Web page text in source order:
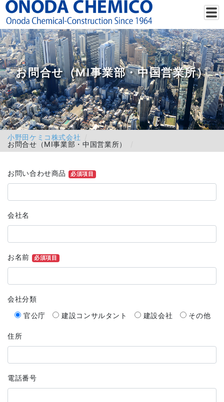
お問合せ（MI事業部・中国営業所）
小野田ケミコ株式会社
お問合せ（MI事業部・中国営業所）
お問い合わせ商品 必須項目
会社名
お名前 必須項目
会社分類
官公庁
建設コンサルタント 建設会社 その他
住所
電話番号